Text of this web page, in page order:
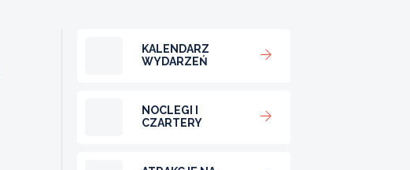
KALENDARZ
WYDARZEŃ
NOCLEGI I
CZARTERY